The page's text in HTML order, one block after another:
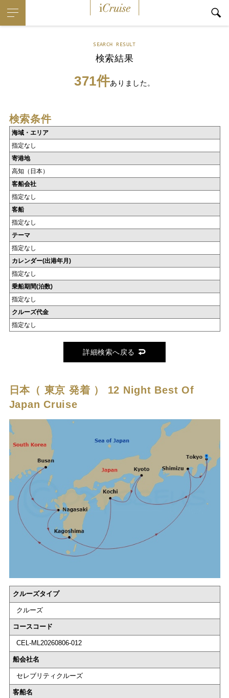
SEARCH RESULT
検索結果
371件ありました。
検索条件
海域・エリア
指定なし
寄港地
高知（日本）
客船会社
指定なし
客船
指定なし
テーマ
指定なし
カレンダー(出港年月)
指定なし
乗船期間(泊数)
指定なし
クルーズ代金
指定なし
詳細検索へ戻る
日本（ 東京 発着 ） 12 Night Best Of
Japan Cruise
クルーズタイプ
クルーズ
コースコード
CEL-ML20260806-012
船会社名
セレブリティクルーズ
客船名